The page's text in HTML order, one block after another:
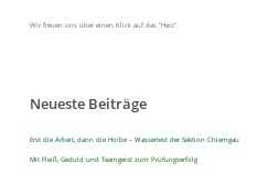
Wir freuen uns über einen Klick auf das "Herz".
Neueste Beiträge
Erst die Arbeit, dann die Hoibe – Wassertest der Sektion Chiemgau
Mit Fleiß, Geduld und Teamgeist zum Prüfungserfolg